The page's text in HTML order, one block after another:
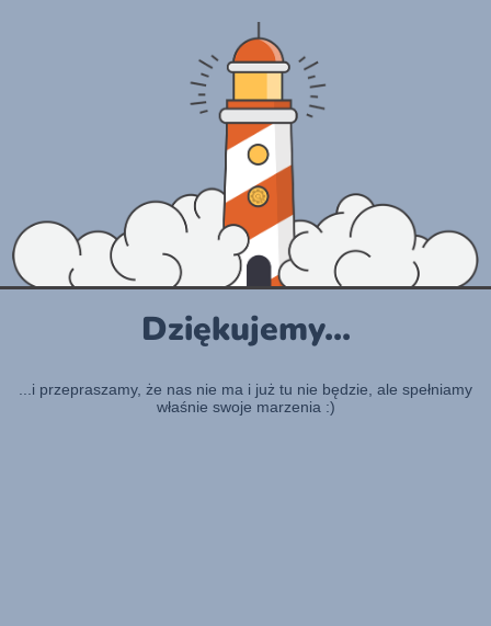
Dziękujemy...
...i przepraszamy, że nas nie ma i już tu nie będzie, ale spełniamy
właśnie swoje marzenia :)